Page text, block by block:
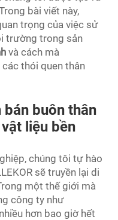
bài viết này,
trọng của việc sử
trường trong sản
và cách mà
các thói quen thân
buôn thân
liệu bền
chúng tôi tự hào
sẽ truyền lại di
một thế giới mà
công ty như
hơn bao giờ hết